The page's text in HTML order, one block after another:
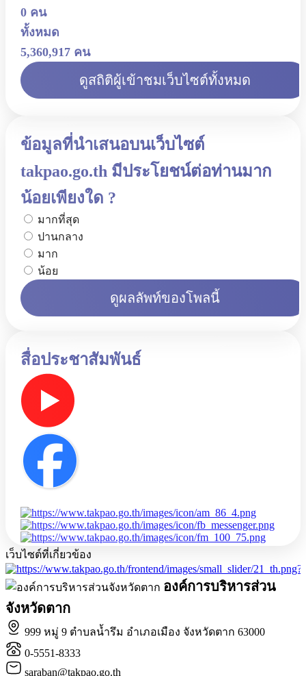
0 คน
ทั้งหมด
5,360,917 คน
ดูสถิติผู้เข้าชมเว็บไซต์ทั้งหมด
ข้อมูลที่นำเสนอบนเว็บไซต์
takpao.go.th มีประโยชน์ต่อท่านมาก
น้อยเพียงใด ?
มากที่สุด
ปานกลาง
มาก
น้อย
ดูผลลัพท์ของโพลนี้
สื่อประชาสัมพันธ์
เว็บไซต์ที่เกี่ยวข้อง
องค์การบริหารส่วน
จังหวัดตาก
999 หมู่ 9 ตำบลน้ำรึม อำเภอเมือง จังหวัดตาก 63000
0-5551-8333
saraban@takpao.go.th